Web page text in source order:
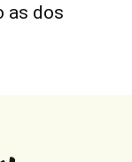
as dos